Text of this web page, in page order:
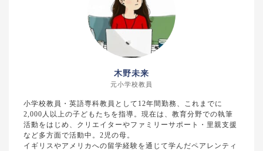
木野未来
元小学校教員
小学校教員・英語専科教員として12年間勤務、これまでに
2,000人以上の子どもたちを指導。現在は、教育分野での執筆
活動をはじめ、クリエイターやファミリーサポート・里親支援
など多方面で活動中。2児の母。
イギリスやアメリカへの留学経験を通じて学んだペアレンティ